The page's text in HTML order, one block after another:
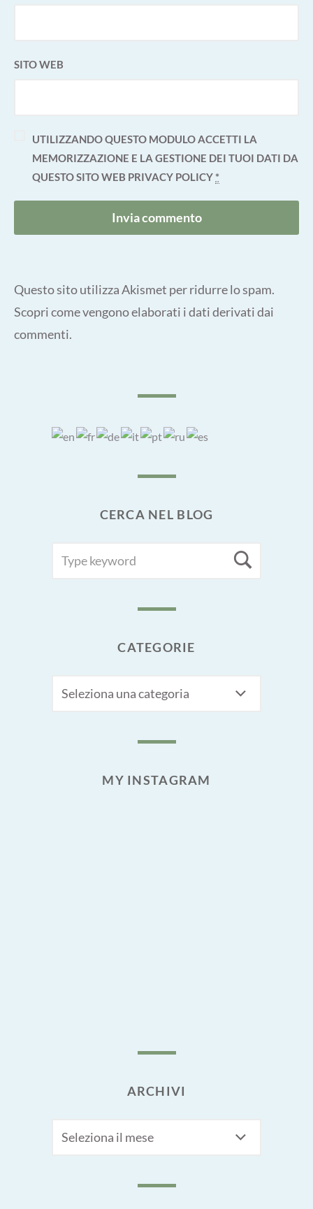
SITO WEB
UTILIZZANDO QUESTO MODULO ACCETTI LA
MEMORIZZAZIONE E LA GESTIONE DEI TUOI DATI DA
QUESTO SITO WEB PRIVACY POLICY*
Questo sito utilizza Akismet per ridurre lo spam.
Scopri come vengono elaborati i dati derivati dai
commenti.
CERCA NEL BLOG
FOR:
CATEGORIE
MY INSTAGRAM
ARCHIVI